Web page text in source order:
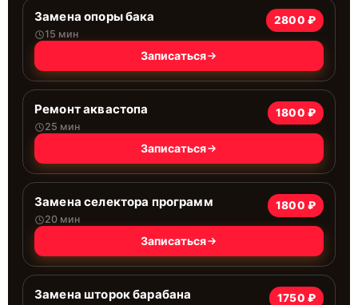
Замена опоры бака
15 мин
2800 ₽
Записаться
Ремонт аквастопа
25 мин
1800 ₽
Записаться
Замена селектора программ
20 мин
1800 ₽
Записаться
Замена шторок барабана 1750 ₽